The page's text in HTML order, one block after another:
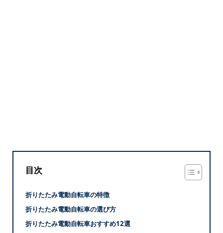
目次
折りたたみ電動自転車の特徴
折りたたみ電動自転車の選び方
折りたたみ電動自転車おすすめ12選